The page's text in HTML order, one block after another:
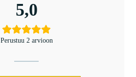
5,0
Perustuu 2 arvioon